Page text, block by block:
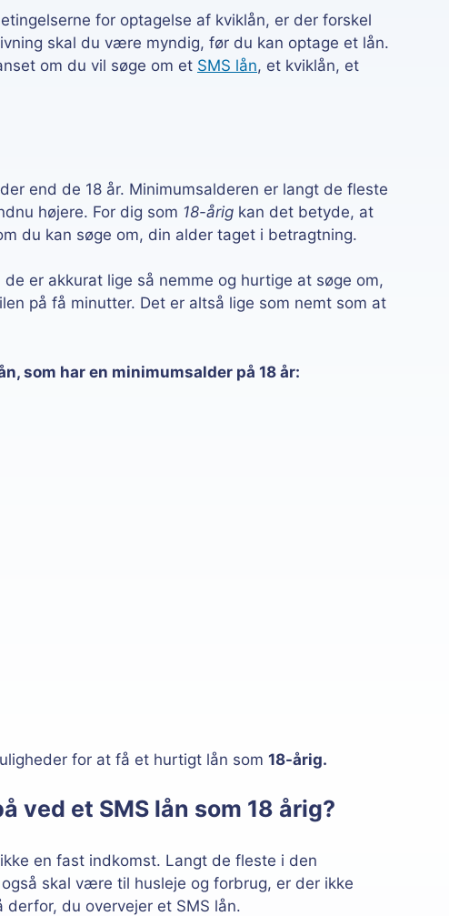
for optagelse af kviklån, er der forskel
skal du være myndig, før du kan optage et lån.
om du vil søge om et SMS lån, et kviklån, et
end de 18 år. Minimumsalderen er langt de fleste
højere. For dig som 18-årig kan det betyde, at
du kan søge om, din alder taget i betragtning.
er akkurat lige så nemme og hurtige at søge om,
på få minutter. Det er altså lige som nemt som at
som har en minimumsalder på 18 år:
for at få et hurtigt lån som 18-årig.
ved et SMS lån som 18 årig?
en fast indkomst. Langt de fleste i den
skal være til husleje og forbrug, er der ikke
du overvejer et SMS lån.